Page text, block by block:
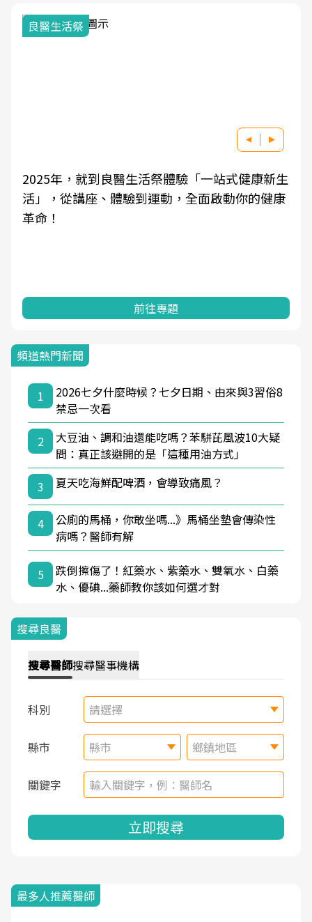
良醫生活祭
2025年，就到良醫生活祭體驗「一站式健康新生
活」，從講座、體驗到運動，全面啟動你的健康
革命！
前往專題
頻道熱門新聞
1
2026七夕什麼時候？七夕日期、由來與3習俗8
禁忌一次看
2
大豆油、調和油還能吃嗎？苯駢芘風波10大疑
問：真正該避開的是「這種用油方式」
3
夏天吃海鮮配啤酒，會導致痛風？
4
公廁的馬桶，你敢坐嗎...》馬桶坐墊會傳染性
病嗎？醫師有解
5
跌倒擦傷了！紅藥水、紫藥水、雙氧水、白藥
水、優碘...藥師教你該如何選才對
搜尋良醫
搜尋醫師搜尋醫事機構
科別 請選擇
縣市 縣市 鄉鎮地區
關鍵字
立即搜尋
最多人推薦醫師